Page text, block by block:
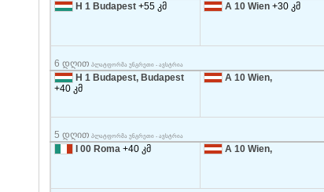
H 1 Budapest +55 კმ A 10 Wien +30 კმ
6 დღით პლატფორმა უნგრეთი - ავსტრია
H 1 Budapest, Budapest
+40 კმ
A 10 Wien,
5 დღით პლატფორმა უნგრეთი - ავსტრია
I 00 Roma +40 კმ A 10 Wien,